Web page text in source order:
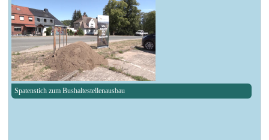
Spatenstich zum Bushaltestellenausbau